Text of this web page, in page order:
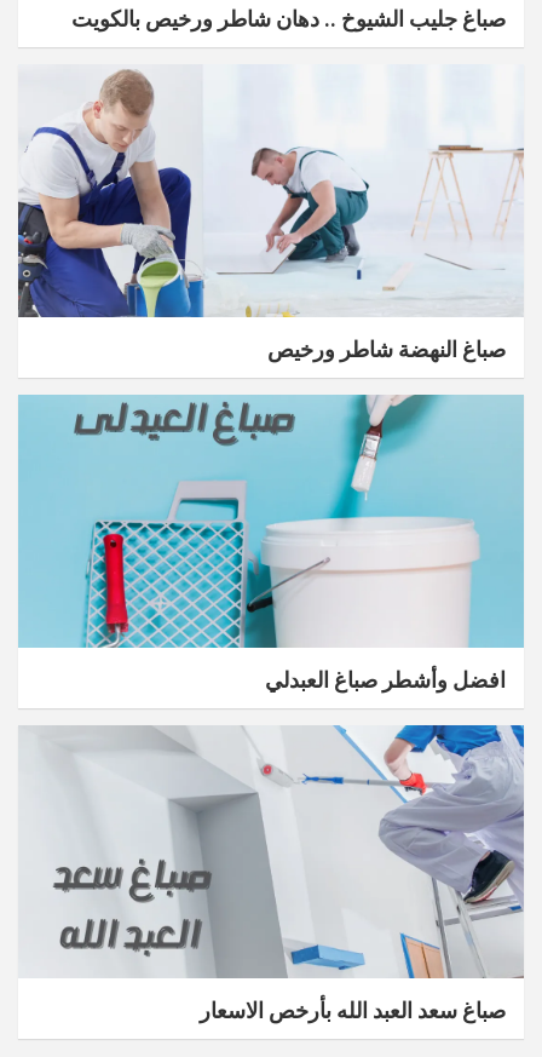
صباغ جليب الشيوخ .. دهان شاطر ورخيص بالكويت
صباغ النهضة شاطر ورخيص
افضل وأشطر صباغ العبدلي
صباغ سعد العبد الله بأرخص الاسعار